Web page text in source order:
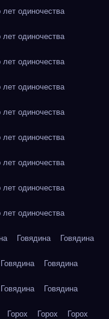
одиночества
одиночества
одиночества
одиночества
одиночества
одиночества
одиночества
одиночества
одиночества
Говядина Говядина
Говядина Говядина
Говядина Говядина
Горох Горох Горох